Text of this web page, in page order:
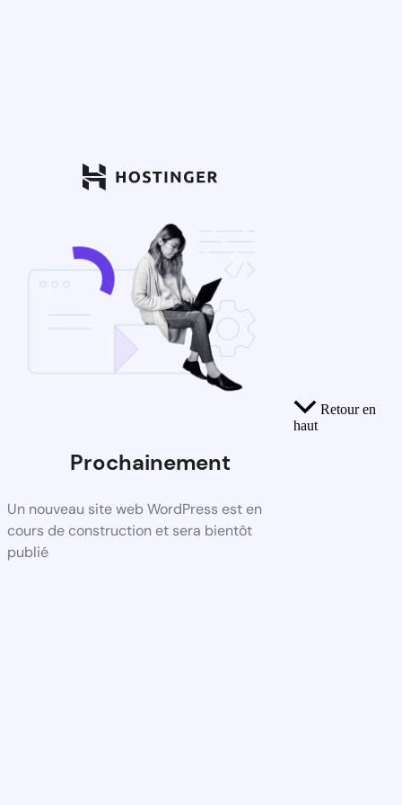
Prochainement
Un nouveau site web WordPress est en
cours de construction et sera bientôt
publié
Retour en
haut